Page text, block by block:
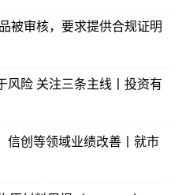
被审核，要求提供合规证明
风险 关注三条主线丨投资有
信创等领域业绩改善丨就市